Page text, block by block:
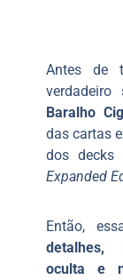
Antes de
verdadeiro
Baralho
das cartas
dos decks
Expanded
Então,
detalhes,
oculta e